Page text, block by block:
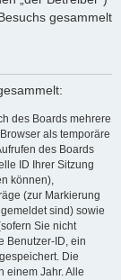
gesammelt
des Boards mehrere
als temporäre
des Boards
ID Ihrer Sitzung
können),
(zur Markierung
sind) sowie
Sie nicht
Benutzer-ID, ein
Die
einem Jahr. Alle